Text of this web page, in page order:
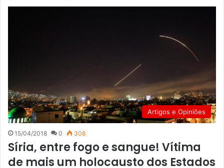
Artigos e Opiniões
15/04/2018 0 308
Síria, entre fogo e sangue! Vítima
de mais um holocausto dos Estados